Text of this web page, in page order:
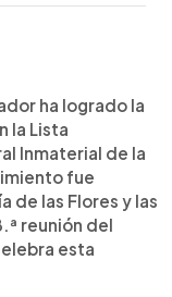
a la
de la
de las
una tradición
festividad,
incluye
decoradas
la
durante
ha logrado la
la Lista
Inmaterial de la
fue
de las Flores y las
reunión del
esta